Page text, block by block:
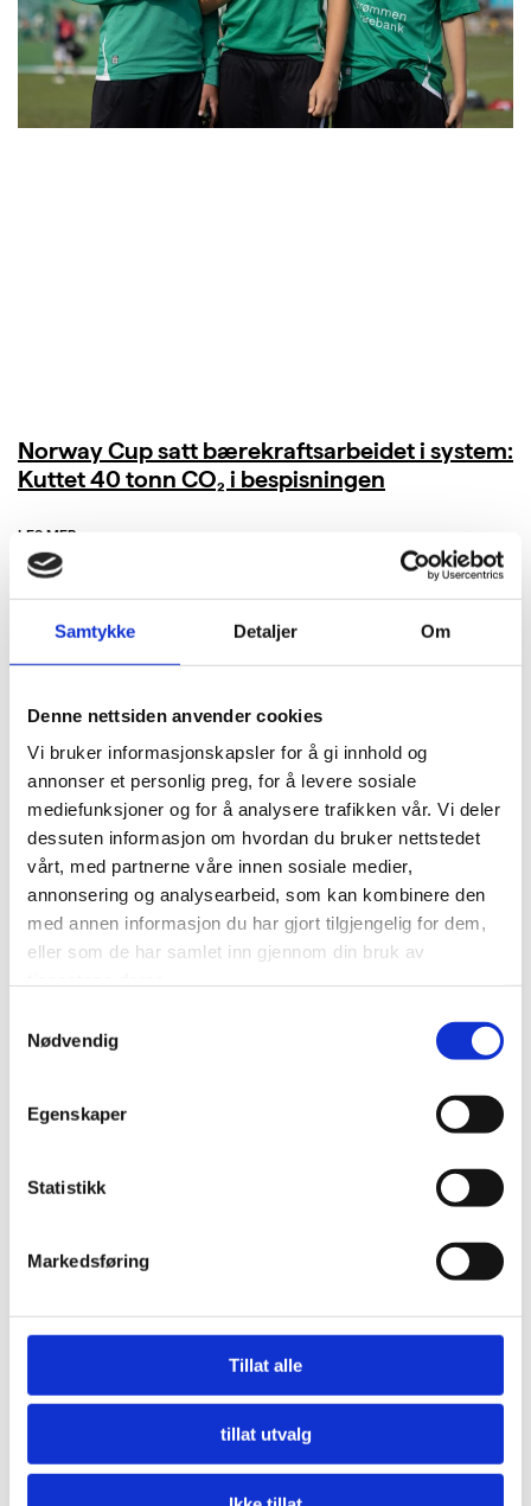
Samtykke Detaljer Om
Denne nettsiden anvender cookies
Vi bruker informasjonskapsler for å gi innhold og
annonser et personlig preg, for å levere sosiale
mediefunksjoner og for å analysere trafikken vår. Vi deler
dessuten informasjon om hvordan du bruker nettstedet
vårt, med partnerne våre innen sosiale medier,
annonsering og analysearbeid, som kan kombinere den
med annen informasjon du har gjort tilgjengelig for dem,
eller som de har samlet inn gjennom din bruk av
Nødvendig
Egenskaper
Statistikk
Markedsføring
Tillat alle
tillat utvalg
Norway Cup satt bærekraftsarbeidet i system:
Kuttet 40 tonn CO₂ i bespisningen
LES MER
Nå må offentlige innkjøpere etterspørre miljø
LES MER